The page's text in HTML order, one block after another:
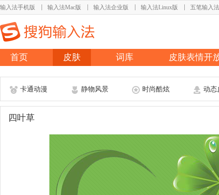
输入法手机版 输入法Mac版 输入法企业版 输入法Linux版 五笔输入法
首页 皮肤 词库 皮肤表情开
卡通动漫 静物风景 时尚酷炫 动态
四叶草